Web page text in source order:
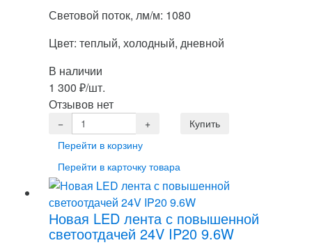
Световой поток, лм/м: 1080
Цвет: теплый, холодный, дневной
В наличии
1 300 ₽/шт.
Отзывов нет
Перейти в корзину
Перейти в карточку товара
Новая LED лента с повышенной
светоотдачей 24V IP20 9.6W